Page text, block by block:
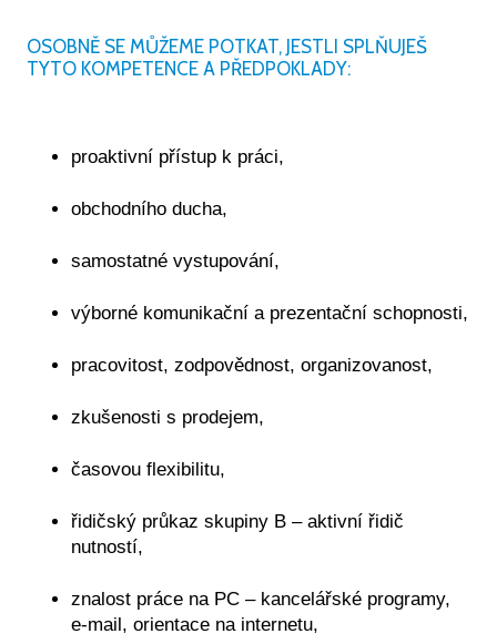
Servisní a garanční prohlídky
OSOBNĚ SE MŮŽEME POTKAT, JESTLI SPLŇUJEŠ
TYTO KOMPETENCE A PŘEDPOKLADY:
proaktivní přístup k práci,
obchodního ducha,
samostatné vystupování,
výborné komunikační a prezentační schopnosti,
pracovitost, zodpovědnost, organizovanost,
zkušenosti s prodejem,
časovou flexibilitu,
řidičský průkaz skupiny B – aktivní řidič
nutností,
znalost práce na PC – kancelářské programy,
e-mail, orientace na internetu,